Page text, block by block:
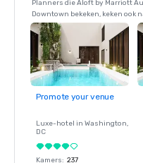
Planners die Aloft by Marriott
Downtown bekeken, keken ook
Promote your venue
Luxe-hotel in Washington,
DC
Kamers: 237